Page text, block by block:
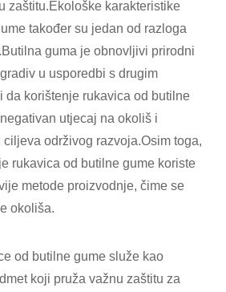
zaštitu.Ekološke karakteristike
također su jedan od razloga
guma je obnovljivi prirodni
u usporedbi s drugim
da korištenje rukavica od butilne
utjecaj na okoliš i
održivog razvoja.Osim toga,
rukavica od butilne gume koriste
metode proizvodnje, čime se
okoliša.
od butilne gume služe kao
koji pruža važnu zaštitu za